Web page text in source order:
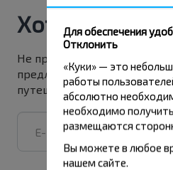
Хотите
Не пропусти специальные
предложения INFOBUS.
путешествуй с нами
Для обеспечения
Отклонить
«Куки» — это
работы
абсолютно
необходимо
размещаются
Вы можете в любое
нашем сайте.